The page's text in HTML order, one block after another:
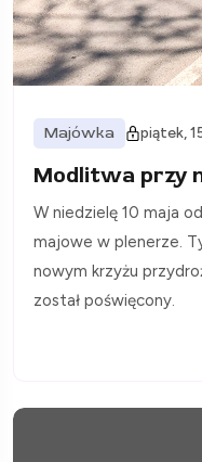
Majówka piątek,
Modlitwa przy
W niedzielę 10 maja
majowe w plenerze.
nowym krzyżu
został poświęcony.